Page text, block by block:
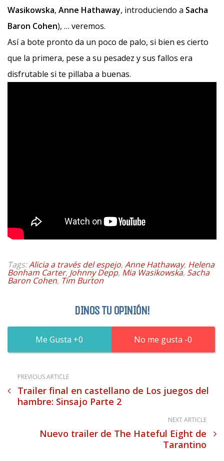
Wasikowska, Anne Hathaway, introduciendo a Sacha
Baron Cohen), … veremos.
Así a bote pronto da un poco de palo, si bien es cierto
que la primera, pese a su pesadez y sus fallos era
disfrutable si te pillaba a buenas.
Tags:Alicia a través del espejo, Anne Hathaway, Helena
Bonham Carter, Johnny Depp, Mia Wasikowska, Sacha
Baron Cohen, Tim Burton
DINOS TU OPINIÓN!
0 0
PREVIOUS ARTICLE
Trailer final en castellano de Los juegos del
hambre: Sinsajo Parte 2
NEXT ARTICLE
Nuevo trailer de The Hateful Eight de
Tarantino